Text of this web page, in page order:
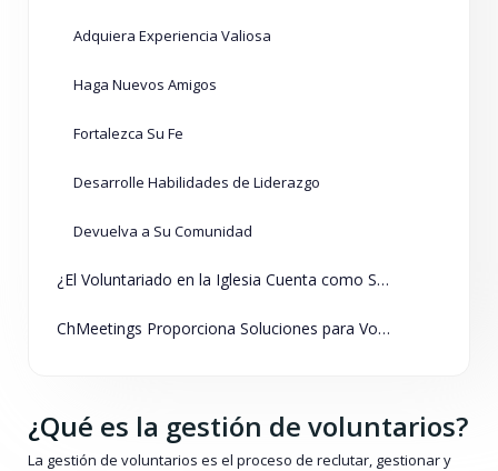
Adquiera Experiencia Valiosa
Haga Nuevos Amigos
Fortalezca Su Fe
Desarrolle Habilidades de Liderazgo
Devuelva a Su Comunidad
¿El Voluntariado en la Iglesia Cuenta como Servicio Comunitario?
ChMeetings Proporciona Soluciones para Voluntarios
¿Qué es la gestión de voluntarios?
La gestión de voluntarios es el proceso de reclutar, gestionar y